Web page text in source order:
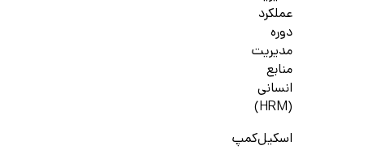
عملکرد
دوره
مدیریت
منابع
انسانی
(HRM)
اسکیل‌کمپ